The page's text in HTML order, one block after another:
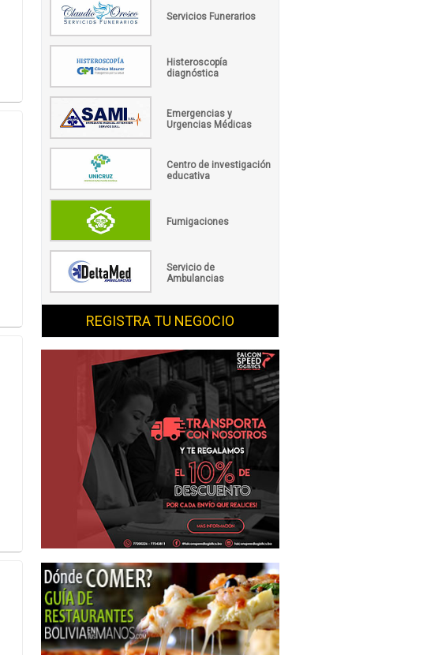
Servicios Funerarios
Histeroscopía
diagnóstica
Emergencias y
Urgencias Médicas
Centro de investigación
educativa
Fumigaciones
Servicio de
Ambulancias
REGISTRA TU NEGOCIO